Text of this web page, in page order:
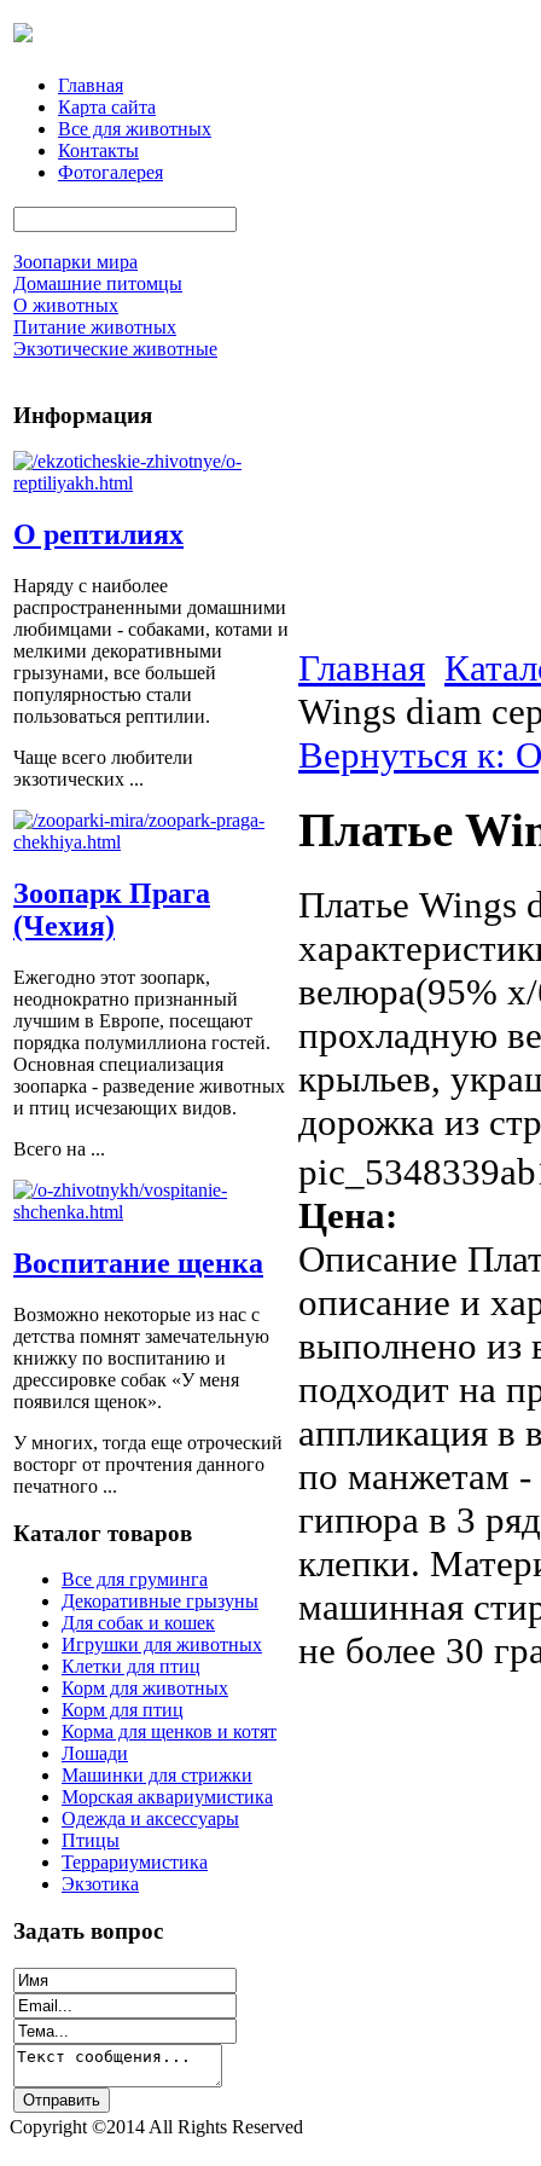
Главная
Карта сайта
Все для животных
Контакты
Фотогалерея
Зоопарки мира
Домашние питомцы
О животных
Питание животных
Экзотические животные
Информация
О рептилиях
Наряду с наиболее
распространенными домашними
любимцами - собаками, котами и
мелкими декоративными
грызунами, все большей
популярностью стали
пользоваться рептилии.
Чаще всего любители
экзотических ...
Зоопарк Прага
(Чехия)
Ежегодно этот зоопарк,
неоднократно признанный
лучшим в Европе, посещают
порядка полумиллиона гостей.
Основная специализация
зоопарка - разведение животных
и птиц исчезающих видов.
Всего на ...
Воспитание щенка
Возможно некоторые из нас с
детства помнят замечательную
книжку по воспитанию и
дрессировке собак «У меня
появился щенок».
У многих, тогда еще отроческий
восторг от прочтения данного
печатного ...
Каталог товаров
Все для груминга
Декоративные грызуны
Для собак и кошек
Игрушки для животных
Клетки для птиц
Корм для животных
Корм для птиц
Корма для щенков и котят
Лошади
Машинки для стрижки
Морская аквариумистика
Одежда и аксессуары
Птицы
Террариумистика
Экзотика
Задать вопрос
Главная
Wings diam
Вернуться к:
Платье
Платье Wings
велюра(95%
прохладную
крыльев,
дорожка из
Цена:
Описание
описание и
выполнено из
подходит на
аппликация в
по манжетам -
гипюра в 3
клепки.
машинная
не более 30
Copyright ©2014 All Rights Reserved